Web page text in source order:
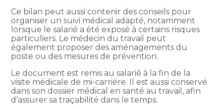
Ce bilan peut aussi contenir des conseils pour
organiser un suivi médical adapté, notamment
lorsque le salarié a été exposé à certains risques
particuliers. Le médecin du travail peut
également proposer des aménagements du
poste ou des mesures de prévention.
Le document est remis au salarié à la fin de la
visite médicale de mi-carrière. Il est aussi conservé
dans son dossier médical en santé au travail, afin
d’assurer sa traçabilité dans le temps.